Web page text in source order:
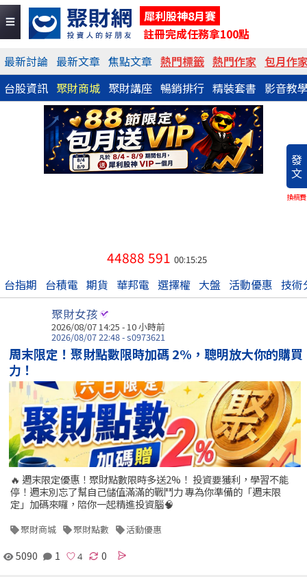
犀利股神8月賽
註冊完成任務拿100點
最新討論 最新文章 焦點文章 熱門標籤 熱門作家 包月作
台股資訊 聚財商城 聚財講座 暢銷排行 精裝套書 影音教
發
文
換稿費
44888 591 00:15:25
台指期 台積電 期貨 華邦電 選擇權 大盤 活動優惠 技術
聚財女孩
2026/08/07 14:25 -10 小時前
2026/08/07 22:48 - s0973621
周末限定！聚財點數限時加碼 2%，聰明放大你的購買
力！
🔥 週末限定優惠！聚財點數限時多送2%！ 投資要獲利，學習不能
停！週末別忘了幫自己儲值滿滿的戰鬥力 專為你準備的「週末限
定」加碼來囉，陪你一起精進投資腦🧠
聚財商城 聚財點數 活動優惠
5090 1 0